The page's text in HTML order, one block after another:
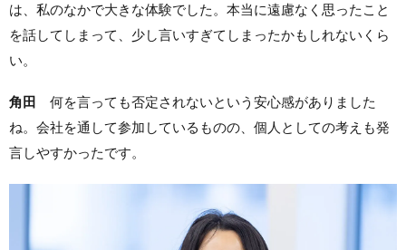
は、私のなかで大きな体験でした。本当に遠慮なく思ったこと
を話してしまって、少し言いすぎてしまったかもしれないくら
い。
角田
何を言っても否定されないという安心感がありました
ね。会社を通して参加しているものの、個人としての考えも発
言しやすかったです。